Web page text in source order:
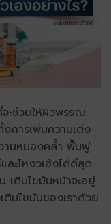
ะช่วยให้ผิวพรรณ
การเพิ่มความเต่ง
ามหมองคล้ำ ฟื้นฟู
ะโหงวเฮ้งได้ดีสุด
เติมไขมันหน้าจะอยู่
มไขมันของเราด้วย